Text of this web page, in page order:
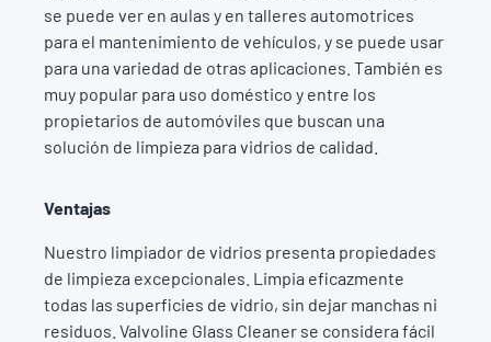
se puede ver en aulas y en talleres automotrices
para el mantenimiento de vehículos, y se puede usar
para una variedad de otras aplicaciones. También es
muy popular para uso doméstico y entre los
propietarios de automóviles que buscan una
solución de limpieza para vidrios de calidad.
Ventajas
Nuestro limpiador de vidrios presenta propiedades
de limpieza excepcionales. Limpia eficazmente
todas las superficies de vidrio, sin dejar manchas ni
residuos. Valvoline Glass Cleaner se considera fácil